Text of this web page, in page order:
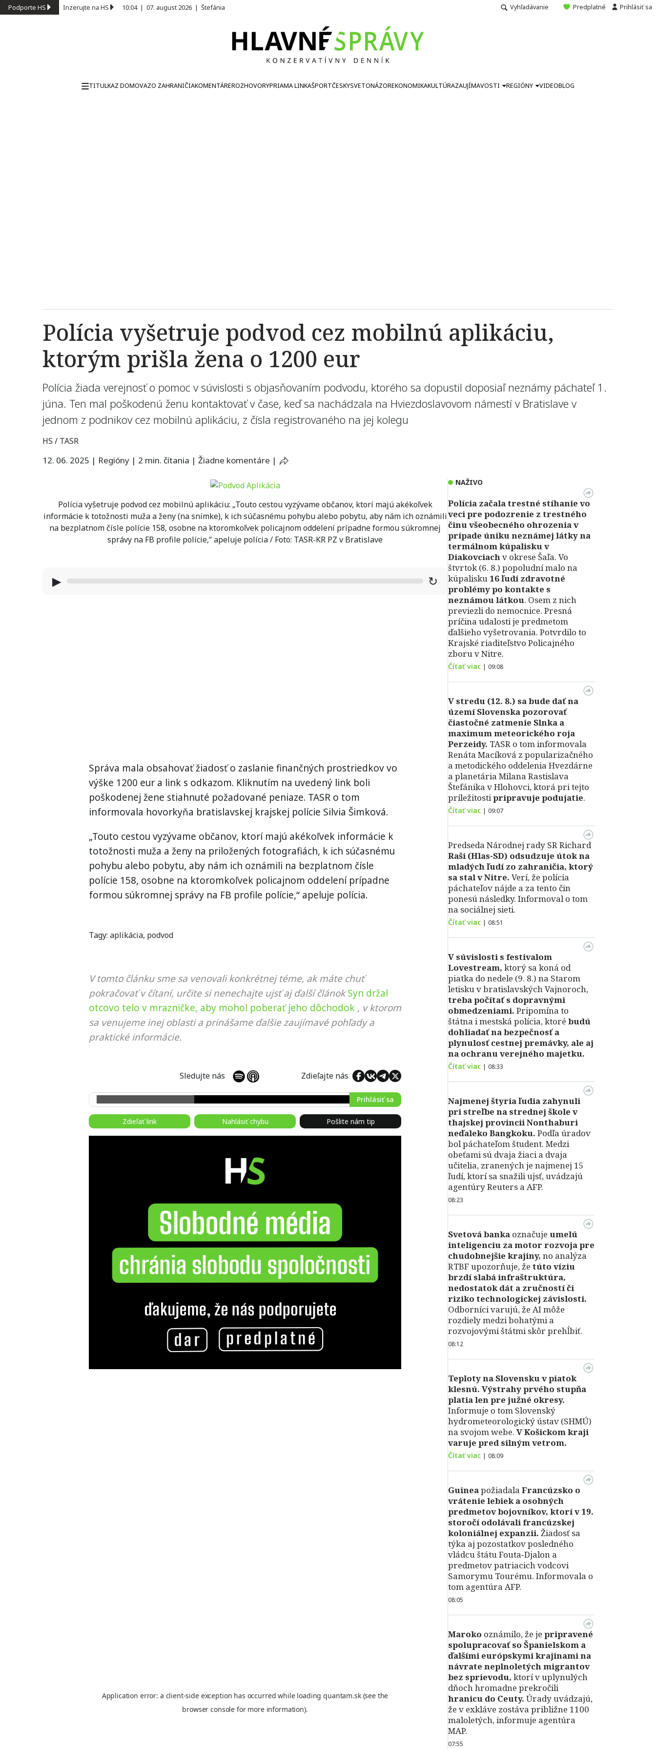
Podporte HS Inzerujte na HS 10:04| 07. august 2026 | Štefánia Vyhľadávanie Predplatné Prihlásiť sa
TITULKAZ DOMOVAZO ZAHRANIČIAKOMENTÁREROZHOVORYPRIAMA LINKAŠPORTČESKYSVETONÁZOREKONOMIKAKULTÚRAZAUJÍMAVOSTI REGIÓNY VIDEOBLOG
Polícia vyšetruje podvod cez mobilnú aplikáciu,
ktorým prišla žena o 1200 eur
Polícia žiada verejnosť o pomoc v súvislosti s objasňovaním podvodu, ktorého sa dopustil doposiaľ neznámy páchateľ 1.
júna. Ten mal poškodenú ženu kontaktovať v čase, keď sa nachádzala na Hviezdoslavovom námestí v Bratislave v
jednom z podnikov cez mobilnú aplikáciu, z čísla registrovaného na jej kolegu
HS / TASR
12. 06. 2025 | Regióny | 2 min. čítania | Žiadne komentáre |
Polícia vyšetruje podvod cez mobilnú aplikáciu: „Touto cestou vyzývame občanov, ktorí majú akékoľvek
informácie k totožnosti muža a ženy (na snímke), k ich súčasnému pohybu alebo pobytu, aby nám ich oznámili
na bezplatnom čísle polície 158, osobne na ktoromkoľvek policajnom oddelení prípadne formou súkromnej
správy na FB profile polície,“ apeluje polícia / Foto: TASR-KR PZ v Bratislave
▶ ↻
Správa mala obsahovať žiadosť o zaslanie finančných prostriedkov vo
výške 1200 eur a link s odkazom. Kliknutím na uvedený link boli
poškodenej žene stiahnuté požadované peniaze. TASR o tom
informovala hovorkyňa bratislavskej krajskej polície Silvia Šimková.
„Touto cestou vyzývame občanov, ktorí majú akékoľvek informácie k
totožnosti muža a ženy na priložených fotografiách, k ich súčasnému
pohybu alebo pobytu, aby nám ich oznámili na bezplatnom čísle
polície 158, osobne na ktoromkoľvek policajnom oddelení prípadne
formou súkromnej správy na FB profile polície,“ apeluje polícia.
Tagy: aplikácia, podvod
V tomto článku sme sa venovali konkrétnej téme, ak máte chuť
pokračovať v čítaní, určite si nenechajte ujsť aj ďalší článok Syn držal
otcovo telo v mrazničke, aby mohol poberať jeho dôchodok , v ktorom
sa venujeme inej oblasti a prinášame ďalšie zaujímavé pohľady a
praktické informácie.
Sledujte nás Zdieľajte nás
Prihlásiť sa
Zdieľať link Nahlásiť chybu Pošlite nám tip
NAŽIVO
Polícia začala trestné stíhanie vo
veci pre podozrenie z trestného
činu všeobecného ohrozenia v
prípade úniku neznámej látky na
termálnom kúpalisku v
Diakovciachv okrese Šaľa. Vo
štvrtok (6. 8.) popoludní malo na
kúpalisku 16 ľudí zdravotné
problémy po kontakte s
neznámou látkou. Osem z nich
previezli do nemocnice. Presná
príčina udalosti je predmetom
ďalšieho vyšetrovania. Potvrdilo to
Krajské riaditeľstvo Policajného
zboru v Nitre.
Čítať viac | 09:08
V stredu (12. 8.) sa bude dať na
území Slovenska pozorovať
čiastočné zatmenie Slnka a
maximum meteorického roja
Perzeidy. TASR o tom informovala
Renáta Macíková z popularizačného
a metodického oddelenia Hvezdárne
a planetária Milana Rastislava
Štefánika v Hlohovci, ktorá pri tejto
príležitostipripravuje podujatie.
Čítať viac | 09:07
Predseda Národnej rady SR Richard
Raši (Hlas-SD) odsudzuje útok na
mladých ľudí zo zahraničia, ktorý
sa stal v Nitre. Verí, že polícia
páchateľov nájde a za tento čin
ponesú následky. Informoval o tom
na sociálnej sieti.
Čítať viac | 08:51
V súvislosti s festivalom
Lovestream, ktorý sa koná od
piatka do nedele (9. 8.) na Starom
letisku v bratislavských Vajnoroch,
treba počítať s dopravnými
obmedzeniami. Pripomína to
štátna i mestská polícia, ktoré budú
dohliadať na bezpečnosť a
plynulosť cestnej premávky, ale aj
na ochranu verejného majetku.
Čítať viac | 08:33
Najmenej štyria ľudia zahynuli
pri streľbe na strednej škole v
thajskej provincii Nonthaburi
neďaleko Bangkoku. Podľa úradov
bol páchateľom študent. Medzi
obeťami sú dvaja žiaci a dvaja
učitelia, zranených je najmenej 15
ľudí, ktorí sa snažili ujsť, uvádzajú
agentúry Reuters a AFP.
08:23
Svetová banka označuje umelú
inteligenciu za motor rozvoja pre
chudobnejšie krajiny, no analýza
RTBF upozorňuje, že túto víziu
brzdí slabá infraštruktúra,
nedostatok dát a zručností či
riziko technologickej závislosti.
Odborníci varujú, že AI môže
rozdiely medzi bohatými a
rozvojovými štátmi skôr prehĺbiť.
08:12
Teploty na Slovensku v piatok
klesnú. Výstrahy prvého stupňa
platia len pre južné okresy.
Informuje o tom Slovenský
hydrometeorologický ústav (SHMÚ)
na svojom webe. V Košickom kraji
varuje pred silným vetrom.
Čítať viac | 08:09
Guineapožiadala Francúzsko o
vrátenie lebiek a osobných
predmetov bojovníkov, ktorí v 19.
storočí odolávali francúzskej
koloniálnej expanzii. Žiadosť sa
týka aj pozostatkov posledného
vládcu štátu Fouta‑Djalon a
predmetov patriacich vodcovi
Samorymu Tourému. Informovala o
tom agentúra AFP.
08:05
Maroko oznámilo, že je pripravené
spolupracovať so Španielskom a
ďalšími európskymi krajinami na
návrate neplnoletých migrantov
bez sprievodu, ktorí v uplynulých
dňoch hromadne prekročili
hranicu do Ceuty. Úrady uvádzajú,
že v exkláve zostáva približne 1100
maloletých, informuje agentúra
MAP.
07:55